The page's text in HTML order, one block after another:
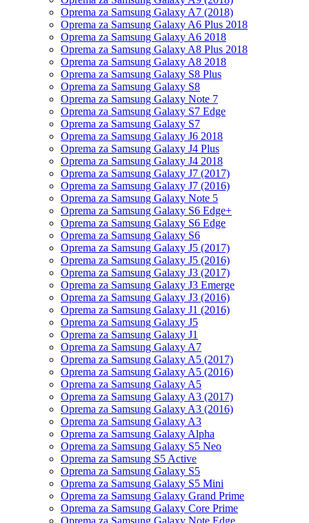
Oprema za Samsung Galaxy A7 (2018)
Oprema za Samsung Galaxy A6 Plus 2018
Oprema za Samsung Galaxy A6 2018
Oprema za Samsung Galaxy A8 Plus 2018
Oprema za Samsung Galaxy A8 2018
Oprema za Samsung Galaxy S8 Plus
Oprema za Samsung Galaxy S8
Oprema za Samsung Galaxy Note 7
Oprema za Samsung Galaxy S7 Edge
Oprema za Samsung Galaxy S7
Oprema za Samsung Galaxy J6 2018
Oprema za Samsung Galaxy J4 Plus
Oprema za Samsung Galaxy J4 2018
Oprema za Samsung Galaxy J7 (2017)
Oprema za Samsung Galaxy J7 (2016)
Oprema za Samsung Galaxy Note 5
Oprema za Samsung Galaxy S6 Edge+
Oprema za Samsung Galaxy S6 Edge
Oprema za Samsung Galaxy S6
Oprema za Samsung Galaxy J5 (2017)
Oprema za Samsung Galaxy J5 (2016)
Oprema za Samsung Galaxy J3 (2017)
Oprema za Samsung Galaxy J3 Emerge
Oprema za Samsung Galaxy J3 (2016)
Oprema za Samsung Galaxy J1 (2016)
Oprema za Samsung Galaxy J5
Oprema za Samsung Galaxy J1
Oprema za Samsung Galaxy A7
Oprema za Samsung Galaxy A5 (2017)
Oprema za Samsung Galaxy A5 (2016)
Oprema za Samsung Galaxy A5
Oprema za Samsung Galaxy A3 (2017)
Oprema za Samsung Galaxy A3 (2016)
Oprema za Samsung Galaxy A3
Oprema za Samsung Galaxy Alpha
Oprema za Samsung Galaxy S5 Neo
Oprema za Samsung S5 Active
Oprema za Samsung Galaxy S5
Oprema za Samsung Galaxy S5 Mini
Oprema za Samsung Galaxy Grand Prime
Oprema za Samsung Galaxy Core Prime
Oprema za Samsung Galaxy Note Edge